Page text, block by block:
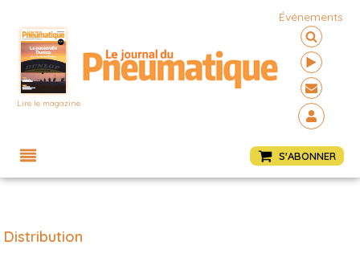
Lire le magazine
Événements
S'ABONNER
Distribution